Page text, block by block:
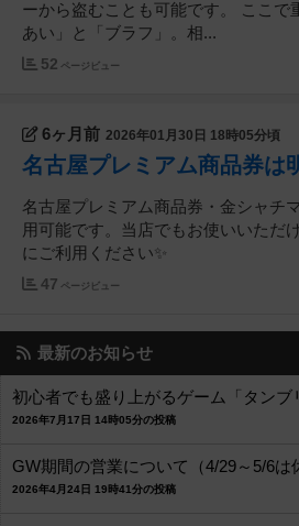
ーから盗むことも可能です。 ここで
あい」と「ブラフ」。相...
52 ページビュー
6ヶ月前 2026年01月30日 18時05分頃
名古屋プレミアム商品券は
名古屋プレミアム商品券・金シャチ
用可能です。当店でもお使いいただ
にご利用ください✨
47 ページビュー
最新のお知らせ
初心者でも盛り上がるゲーム「タンブ
2026年7月17日 14時05分の投稿
GW期間の営業について（4/29～5/6は
2026年4月24日 19時41分の投稿